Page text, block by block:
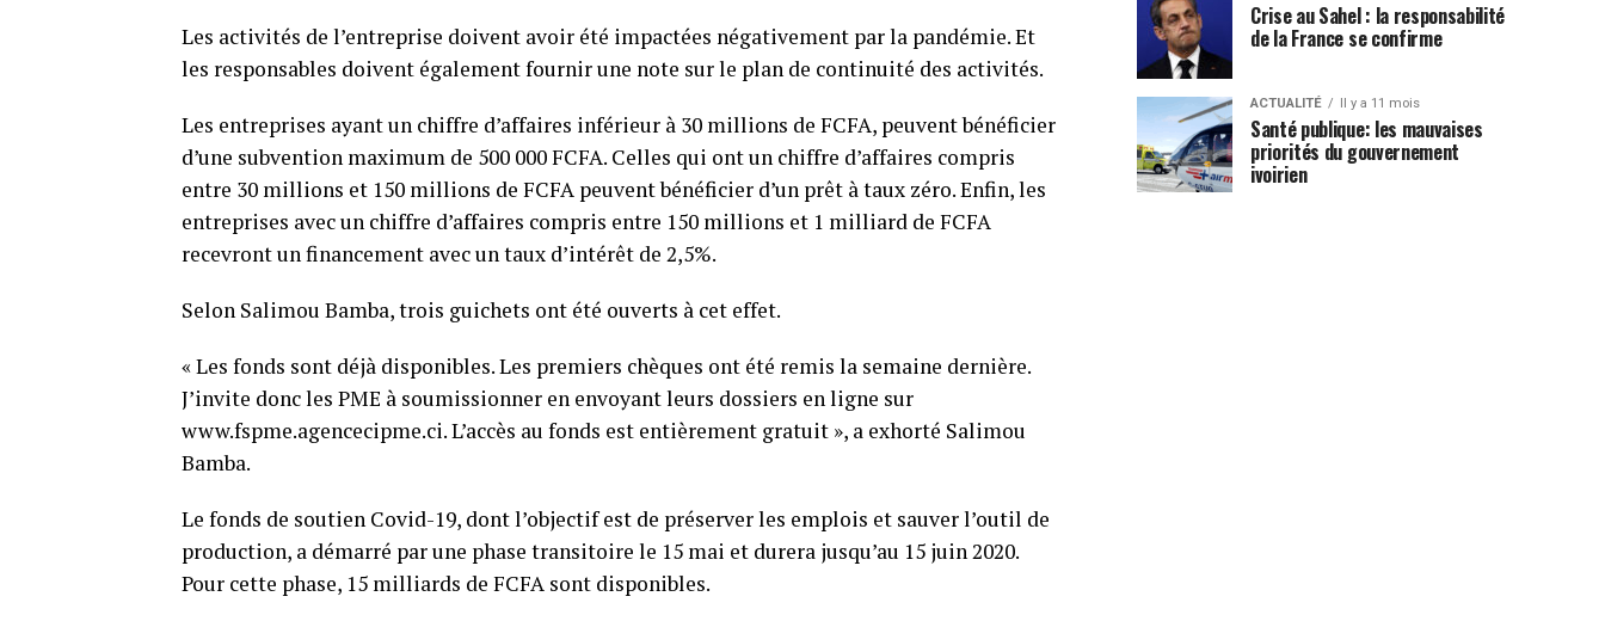
Les activités de l’entreprise doivent avoir été impactées négativement par la pandémie. Et
les responsables doivent également fournir une note sur le plan de continuité des activités.
Les entreprises ayant un chiffre d’affaires inférieur à 30 millions de FCFA, peuvent bénéficier
d’une subvention maximum de 500 000 FCFA. Celles qui ont un chiffre d’affaires compris
entre 30 millions et 150 millions de FCFA peuvent bénéficier d’un prêt à taux zéro. Enfin, les
entreprises avec un chiffre d’affaires compris entre 150 millions et 1 milliard de FCFA
recevront un financement avec un taux d’intérêt de 2,5%.
Selon Salimou Bamba, trois guichets ont été ouverts à cet effet.
« Les fonds sont déjà disponibles. Les premiers chèques ont été remis la semaine dernière.
J’invite donc les PME à soumissionner en envoyant leurs dossiers en ligne sur
www.fspme.agencecipme.ci. L’accès au fonds est entièrement gratuit », a exhorté Salimou
Bamba.
Le fonds de soutien Covid-19, dont l’objectif est de préserver les emplois et sauver l’outil de
production, a démarré par une phase transitoire le 15 mai et durera jusqu’au 15 juin 2020.
Pour cette phase, 15 milliards de FCFA sont disponibles.
Crise au Sahel : la responsabilité
de la France se confirme
ACTUALITÉ Il y a 11 mois
Santé publique: les mauvaises
priorités du gouvernement
ivoirien